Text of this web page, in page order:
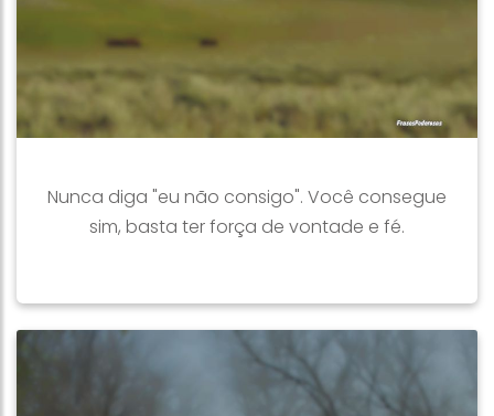
Nunca diga "eu não consigo". Você consegue
sim, basta ter força de vontade e fé.